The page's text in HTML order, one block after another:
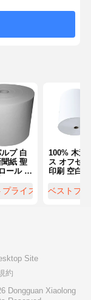
プ 白
紙 聖
ール 化
ライス
100% 木造
ス オフセ
印刷 空白
ベストプ
Site
約
Dongguan Xiaolong